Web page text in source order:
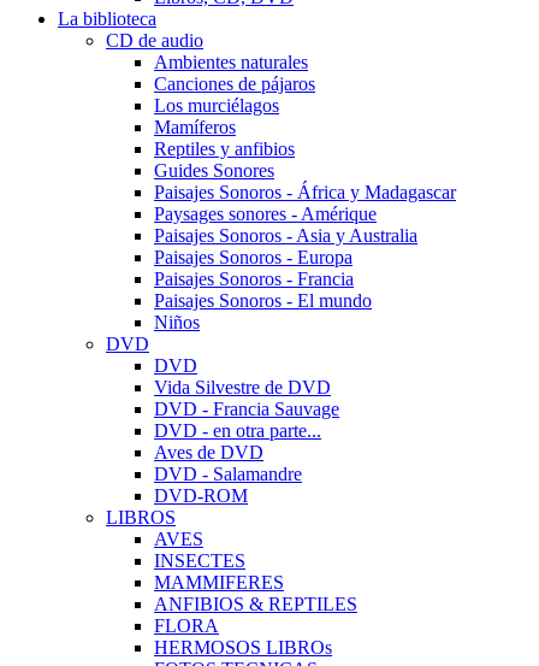
La biblioteca
CD de audio
Ambientes naturales
Canciones de pájaros
Los murciélagos
Mamíferos
Reptiles y anfibios
Guides Sonores
Paisajes Sonoros - África y Madagascar
Paysages sonores - Amérique
Paisajes Sonoros - Asia y Australia
Paisajes Sonoros - Europa
Paisajes Sonoros - Francia
Paisajes Sonoros - El mundo
Niños
DVD
DVD
Vida Silvestre de DVD
DVD - Francia Sauvage
DVD - en otra parte...
Aves de DVD
DVD - Salamandre
DVD-ROM
LIBROS
AVES
INSECTES
MAMMIFERES
ANFIBIOS & REPTILES
FLORA
HERMOSOS LIBROs